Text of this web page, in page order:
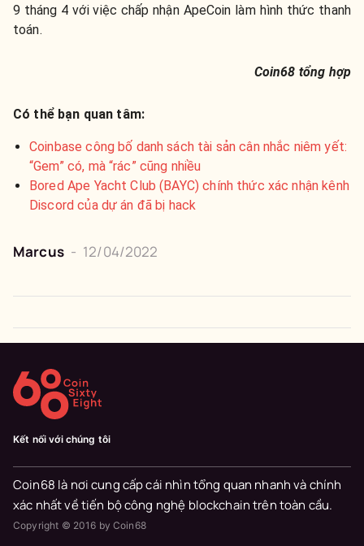
9 tháng 4 với việc chấp nhận ApeCoin làm hình thức thanh
toán.
Coin68 tổng hợp
Có thể bạn quan tâm:
Coinbase công bố danh sách tài sản cân nhắc niêm yết:
“Gem” có, mà “rác” cũng nhiều
Bored Ape Yacht Club (BAYC) chính thức xác nhận kênh
Discord của dự án đã bị hack
Marcus - 12/04/2022
Kết nối với chúng tôi
Coin68 là nơi cung cấp cái nhìn tổng quan nhanh và chính
xác nhất về tiến bộ công nghệ blockchain trên toàn cầu.
Copyright © 2016 by Coin68